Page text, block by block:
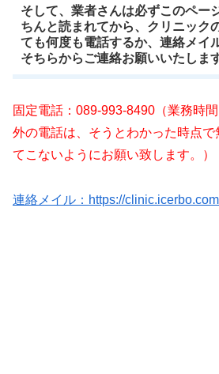
そして、業者さんは必ずこのペー
ちんと読まれてから、クリニック
ても何度も電話するか、連絡メイ
そちらからご連絡お願いいたします
固定電話：089-993-8490（業務時
外の電話は、そうとわかった時点
てこないようにお願い致します。）
連絡メイル：https://